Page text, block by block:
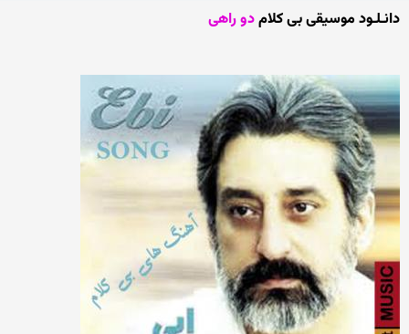
دانـلـود موسیقی بی کلامدو راهی